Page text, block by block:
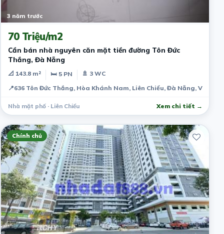
3 năm trước
70 Triệu/m2
Cần bán nhà nguyên căn mặt tiền đường Tôn Đức
Thắng, Đà Nẵng
📐 143.8 m² 🛏 5 PN
🚿 3 WC
📍636 Tôn Đức Thắng, Hòa Khánh Nam, Liên Chiểu, Đà Nẵng, Việt
Nhà mặt phố · Liên Chiểu Xem chi tiết →
Chính chủ